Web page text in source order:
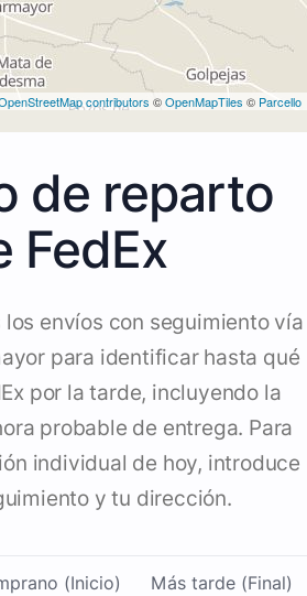
contributors ©OpenMapTiles © Parcello
de reparto
FedEx
los envíos con seguimiento vía
para identificar hasta qué
por la tarde, incluyendo la
probable de entrega. Para
individual de hoy, introduce
y tu dirección.
(Inicio) Más tarde (Final)